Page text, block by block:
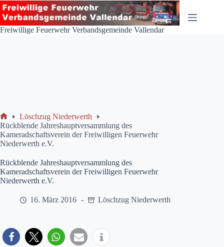
Zum
Inhalt
springen
Freiwillige Feuerwehr Verbandsgemeinde Vallendar
Start
Löschzug Niederwerth
Rückblende Jahreshauptversammlung des
Kameradschaftsverein der Freiwilligen Feuerwehr
Niederwerth e.V.
Rückblende Jahreshauptversammlung des
Kameradschaftsverein der Freiwilligen Feuerwehr
Niederwerth e.V.
16. März 2016 Löschzug Niederwerth